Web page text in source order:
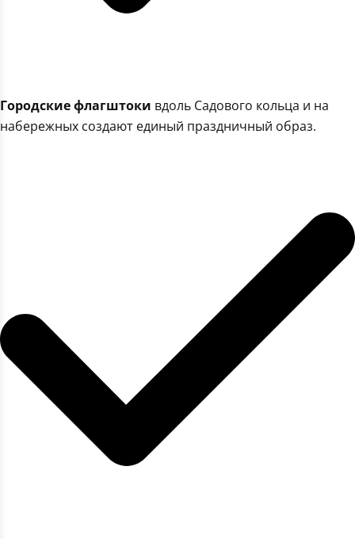
Городские флагштоки вдоль Садового кольца и на
набережных создают единый праздничный образ.